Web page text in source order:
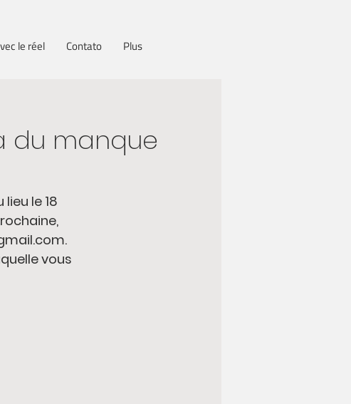
le réel Contato Plus
du manque
le 18
vous